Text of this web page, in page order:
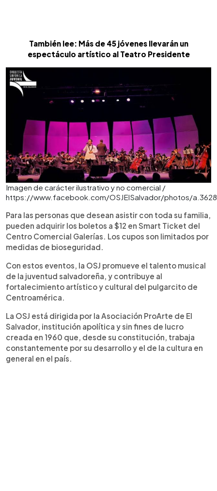
También lee: Más de 45 jóvenes llevarán un
espectáculo artístico al Teatro Presidente
Imagen de carácter ilustrativo y no comercial /
https://www.facebook.com/OSJElSalvador/photos/
Para las personas que desean asistir con toda su familia,
pueden adquirir los boletos a $12 en Smart Ticket del
Centro Comercial Galerías. Los cupos son limitados por
medidas de bioseguridad.
Con estos eventos, la OSJ promueve el talento musical
de la juventud salvadoreña, y contribuye al
fortalecimiento artístico y cultural del pulgarcito de
Centroamérica.
La OSJ está dirigida por la Asociación ProArte de El
Salvador, institución apolítica y sin fines de lucro
creada en 1960 que, desde su constitución, trabaja
constantemente por su desarrollo y el de la cultura en
general en el país.